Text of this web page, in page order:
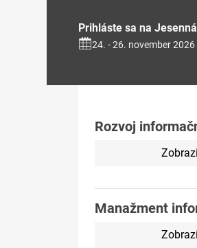
Prihláste sa na
24. - 26. november 2026
Rozvoj
Manažment